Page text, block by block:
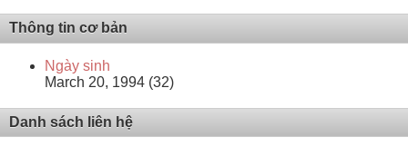
Thông tin cơ bản
Ngày sinh
March 20, 1994 (32)
Danh sách liên hệ